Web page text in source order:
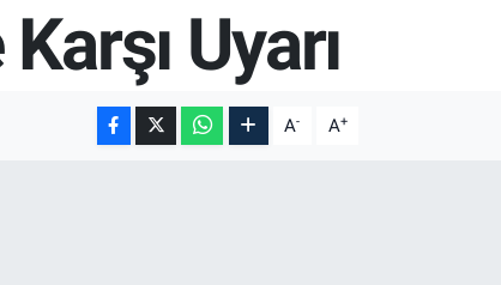
Uyarı
A- A+